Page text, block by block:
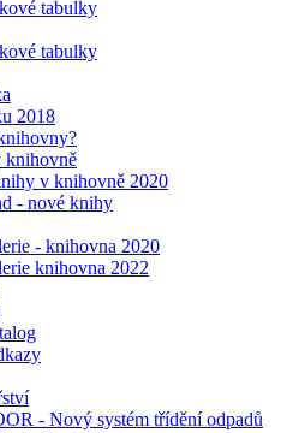
tabulky
tabulky
2018
knihovně
v knihovně 2020
- nové knihy
- knihovna 2020
knihovna 2022
- Nový systém třídění odpadů